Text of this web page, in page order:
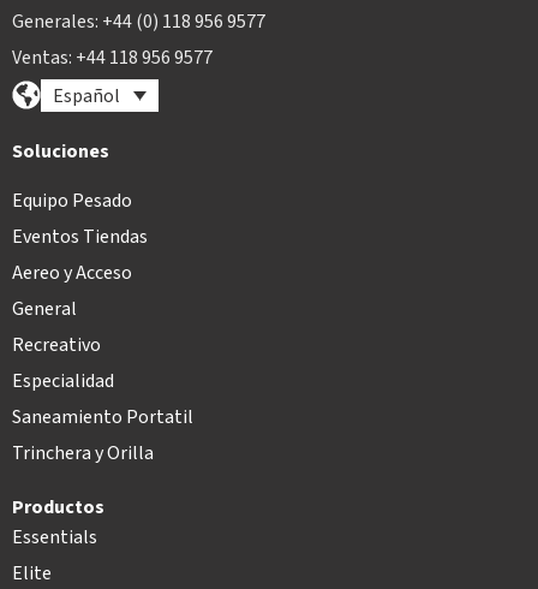
Generales: +44 (0) 118 956 9577
Ventas: +44 118 956 9577
Español
Soluciones
Equipo Pesado
Eventos Tiendas
Aereo y Acceso
General
Recreativo
Especialidad
Saneamiento Portatil
Trinchera y Orilla
Productos
Essentials
Elite